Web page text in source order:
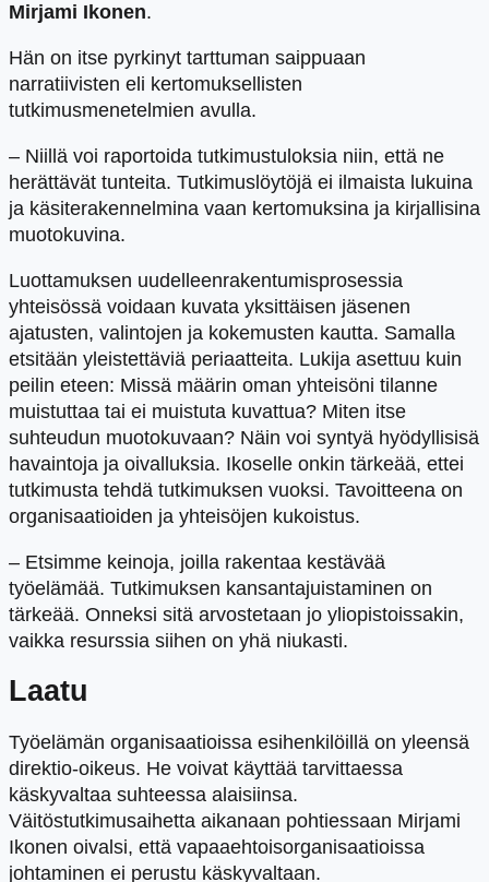
Mirjami Ikonen.
Hän on itse pyrkinyt tarttuman saippuaan
narratiivisten eli kertomuksellisten
tutkimusmenetelmien avulla.
– Niillä voi raportoida tutkimustuloksia niin, että ne
herättävät tunteita. Tutkimuslöytöjä ei ilmaista lukuina
ja käsiterakennelmina vaan kertomuksina ja kirjallisina
muotokuvina.
Luottamuksen uudelleenrakentumisprosessia
yhteisössä voidaan kuvata yksittäisen jäsenen
ajatusten, valintojen ja kokemusten kautta. Samalla
etsitään yleistettäviä periaatteita. Lukija asettuu kuin
peilin eteen: Missä määrin oman yhteisöni tilanne
muistuttaa tai ei muistuta kuvattua? Miten itse
suhteudun muotokuvaan? Näin voi syntyä hyödyllisisä
havaintoja ja oivalluksia. Ikoselle onkin tärkeää, ettei
tutkimusta tehdä tutkimuksen vuoksi. Tavoitteena on
organisaatioiden ja yhteisöjen kukoistus.
– Etsimme keinoja, joilla rakentaa kestävää
työelämää. Tutkimuksen kansantajuistaminen on
tärkeää. Onneksi sitä arvostetaan jo yliopistoissakin,
vaikka resurssia siihen on yhä niukasti.
Laatu
Työelämän organisaatioissa esihenkilöillä on yleensä
direktio-oikeus. He voivat käyttää tarvittaessa
käskyvaltaa suhteessa alaisiinsa.
Väitöstutkimusaihetta aikanaan pohtiessaan Mirjami
Ikonen oivalsi, että vapaaehtoisorganisaatioissa
johtaminen ei perustu käskyvaltaan.